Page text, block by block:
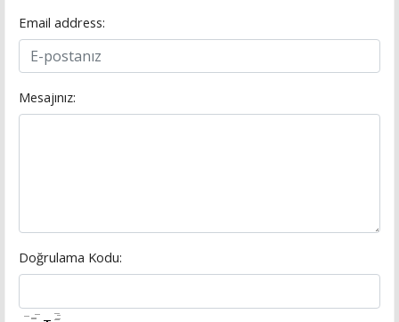
Email address:
Mesajınız:
Doğrulama Kodu: